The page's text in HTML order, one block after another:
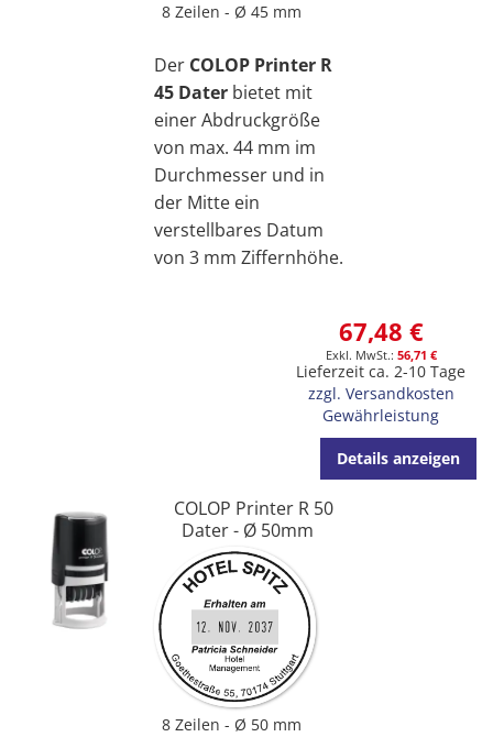
8 Zeilen Ø 45 mm
Der COLOP Printer R
45 Dater bietet mit
einer Abdruckgröße
von max. 44 mm im
Durchmesser und in
der Mitte ein
verstellbares Datum
von 3 mm Ziffernhöhe.
67,48 €
56,71 €
Lieferzeit ca. 2-10 Tage
zzgl. Versandkosten
Gewährleistung
Details anzeigen
COLOP Printer R 50
Dater - Ø 50mm
8 Zeilen Ø 50 mm